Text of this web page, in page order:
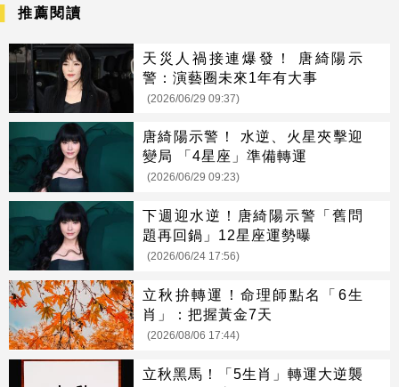
推薦閱讀
天災人禍接連爆發！ 唐綺陽示
警：演藝圈未來1年有大事
(2026/06/29 09:37)
唐綺陽示警！ 水逆、火星夾擊迎
變局 「4星座」準備轉運
(2026/06/29 09:23)
下週迎水逆！唐綺陽示警「舊問
題再回鍋」12星座運勢曝
(2026/06/24 17:56)
立秋拚轉運！命理師點名「6生
肖」：把握黃金7天
(2026/08/06 17:44)
立秋黑馬！「5生肖」轉運大逆襲